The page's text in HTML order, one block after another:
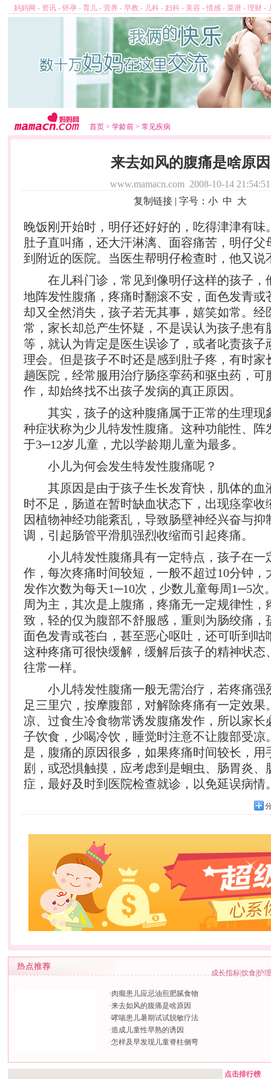
妈妈网 - 资讯 - 怀孕 - 育儿 - 营养 - 早教 - 儿科 - 妇科 - 美容 - 情感 - 菜谱 - 理财 -
首页 > 学龄前 > 常见疾病
来去如风的腹痛是啥原因
www.mamacn.com 2008-10-14 21:54:51
复制链接 | 字号： 小 中 大
晚饭刚开始时，明仔还好好的，吃得津津有味
肚子直叫痛，还大汗淋漓、面容痛苦，明仔父
到附近的医院。当医生帮明仔检查时，他又
在 儿科门诊，常见到像明仔这样的孩子，
地阵发性腹痛，疼痛时翻滚不安，面色发青或
却又全然消失，孩子若无其事，嬉笑如常。经
常，家长却总产生怀疑，不是误认为孩子患有
等，就认为肯定是医生误诊了，或者叱责孩子
理会。但是孩子不时还是感到肚子疼，有时家
趟医院，经常服用治疗肠痉挛药和驱虫药，可
作，却始终找不出孩子发病的真正原因。
其实，孩子的这种腹痛属于正常的生理现
种症状称为少儿特发性腹痛。这种功能性、阵
于3─12岁儿童，尤以学龄期儿童为最多。
小儿为何会发生特发性腹痛呢？
其原因是由于孩子生长发育快，肌体的血
时不足，肠道在暂时缺血状态下，出现痉挛收
因植物神经功能紊乱，导致肠壁神经兴奋与抑
调，引起肠管平滑肌强烈收缩而引起疼痛。
小儿特发性腹痛具有一定特点，孩子在一
作，每次疼痛时间较短，一般不超过10分钟，
发作次数为每天1─10次，少数儿童每周1─5次
周为主，其次是上腹痛，疼痛无一定规律性，
致，轻的仅为腹部不舒服感，重则为肠绞痛，
面色发青或苍白，甚至恶心呕吐，还可听到咕
这种疼痛可很快缓解，缓解后孩子的精神状态
往常一样。
小儿特发性腹痛一般无需治疗，若疼痛强
足三里穴，按摩腹部，对解除疼痛有一定效果
凉、过食生冷食物常诱发腹痛发作，所以家长
子饮食，少喝冷饮，睡觉时注意不让腹部受凉
是，腹痛的原因很多，如果疼痛时间较长，用
剧，或恐惧触摸，应考虑到是蛔虫、肠胃炎、
症，最好及时到医院检查就诊，以免延误病情
成长指标|饮食|护
·肉瘤患儿应忌油煎肥腻食物
·来去如风的腹痛是啥原因
·哮喘患儿暑期试试脱敏疗法
·造成儿童性早熟的诱因
·怎样及早发现儿童脊柱侧弯
点击排行榜